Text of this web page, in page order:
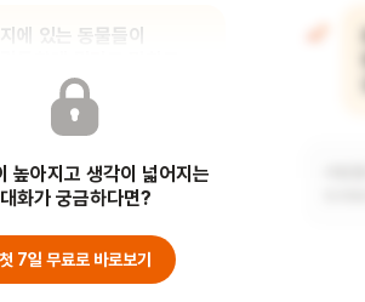
에 있는 동물들이
는 것 같아?
"우린 해치지 않아요"라고
는 것 같아요.
높아지고 생각이 넓어지는
대화가 궁금하다면?
첫 7일 무료로 바로보기